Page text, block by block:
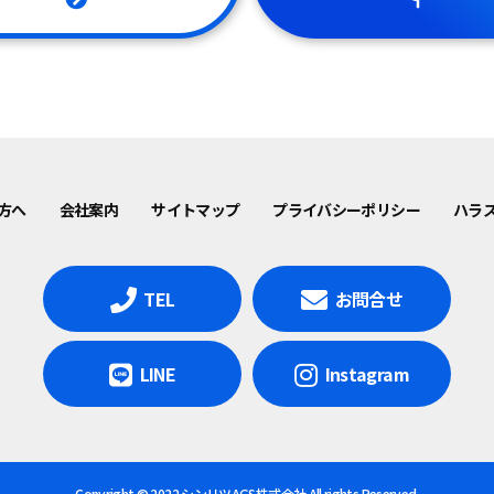
へ 会社案内 サイトマップ プライバシーポリシー ハラ
TEL お問合せ
LINE Instagram